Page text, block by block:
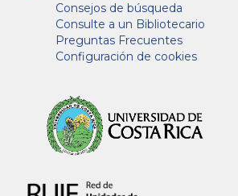
Consejos de búsqueda
Consulte a un Bibliotecario
Preguntas Frecuentes
Configuración de cookies